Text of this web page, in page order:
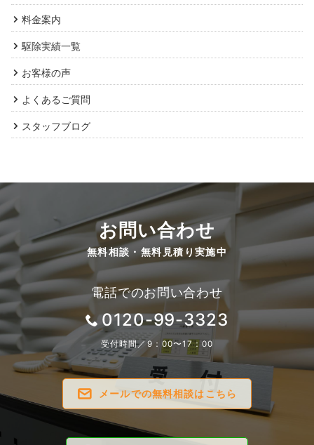
料金案内
駆除実績一覧
お客様の声
よくあるご質問
スタッフブログ
お問い合わせ
無料相談・無料見積り実施中
電話でのお問い合わせ
0120-99-3323
受付時間／9：00〜17：00
メールでの無料相談はこちら